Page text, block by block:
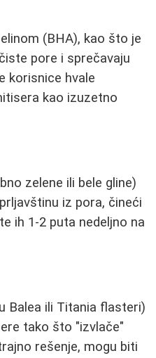
(BHA), kao što je
pore i sprečavaju
korisnice hvale
kao izuzetno
zelene ili bele gline)
iz pora, čineći
ih 1-2 puta nedeljno na
Balea ili Titania flasteri)
tako što "izvlače"
rešenje, mogu biti